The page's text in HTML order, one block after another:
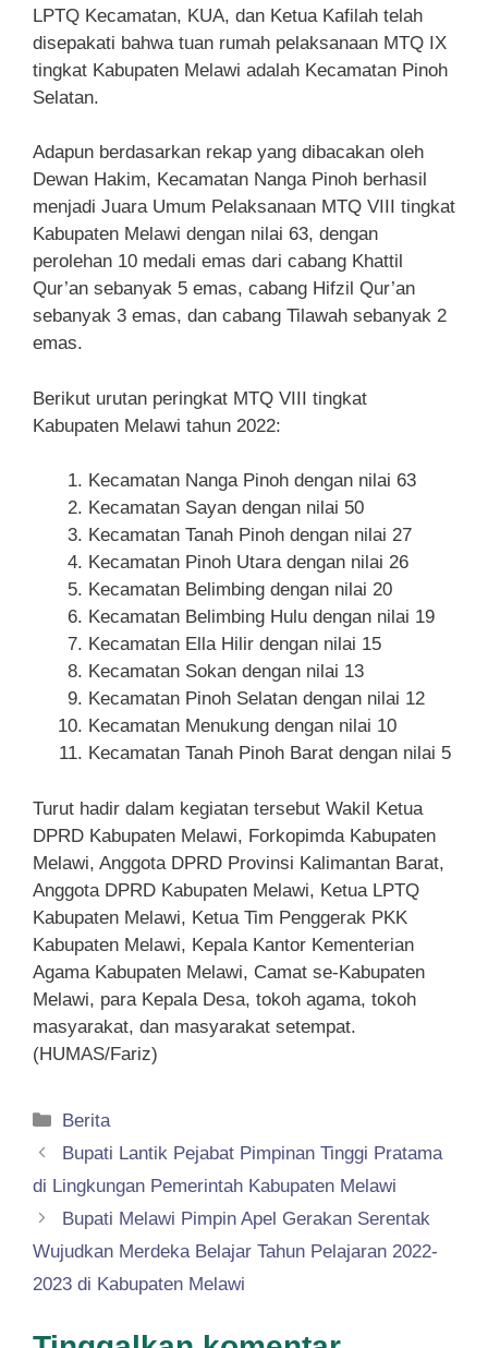
LPTQ Kecamatan, KUA, dan Ketua Kafilah telah
disepakati bahwa tuan rumah pelaksanaan MTQ IX
tingkat Kabupaten Melawi adalah Kecamatan Pinoh
Selatan.
Adapun berdasarkan rekap yang dibacakan oleh
Dewan Hakim, Kecamatan Nanga Pinoh berhasil
menjadi Juara Umum Pelaksanaan MTQ VIII tingkat
Kabupaten Melawi dengan nilai 63, dengan
perolehan 10 medali emas dari cabang Khattil
Qur’an sebanyak 5 emas, cabang Hifzil Qur’an
sebanyak 3 emas, dan cabang Tilawah sebanyak 2
emas.
Berikut urutan peringkat MTQ VIII tingkat
Kabupaten Melawi tahun 2022:
Kecamatan Nanga Pinoh dengan nilai 63
Kecamatan Sayan dengan nilai 50
Kecamatan Tanah Pinoh dengan nilai 27
Kecamatan Pinoh Utara dengan nilai 26
Kecamatan Belimbing dengan nilai 20
Kecamatan Belimbing Hulu dengan nilai 19
Kecamatan Ella Hilir dengan nilai 15
Kecamatan Sokan dengan nilai 13
Kecamatan Pinoh Selatan dengan nilai 12
Kecamatan Menukung dengan nilai 10
Kecamatan Tanah Pinoh Barat dengan nilai 5
Turut hadir dalam kegiatan tersebut Wakil Ketua
DPRD Kabupaten Melawi, Forkopimda Kabupaten
Melawi, Anggota DPRD Provinsi Kalimantan Barat,
Anggota DPRD Kabupaten Melawi, Ketua LPTQ
Kabupaten Melawi, Ketua Tim Penggerak PKK
Kabupaten Melawi, Kepala Kantor Kementerian
Agama Kabupaten Melawi, Camat se-Kabupaten
Melawi, para Kepala Desa, tokoh agama, tokoh
masyarakat, dan masyarakat setempat.
(HUMAS/Fariz)
Kategori
Berita
Bupati Lantik Pejabat Pimpinan Tinggi Pratama
di Lingkungan Pemerintah Kabupaten Melawi
Bupati Melawi Pimpin Apel Gerakan Serentak
Wujudkan Merdeka Belajar Tahun Pelajaran 2022-
2023 di Kabupaten Melawi